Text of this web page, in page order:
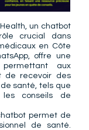
un chatbot
crucial dans
en Côte
offre une
permettant aux
de recevoir des
santé, tels que
les conseils de
permet de
de santé.